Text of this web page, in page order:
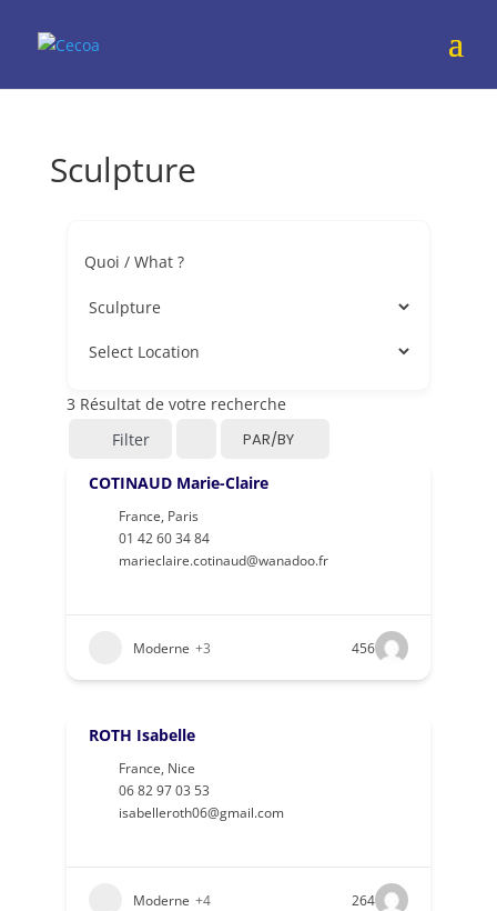
Sculpture
Quoi / What ?
3 Résultat de votre recherche
Filter
PAR/BY
COTINAUD Marie-Claire
France, Paris
01 42 60 34 84
marieclaire.cotinaud@wanadoo.fr
Moderne +3 456
ROTH Isabelle
France, Nice
06 82 97 03 53
isabelleroth06@gmail.com
Moderne +4 264